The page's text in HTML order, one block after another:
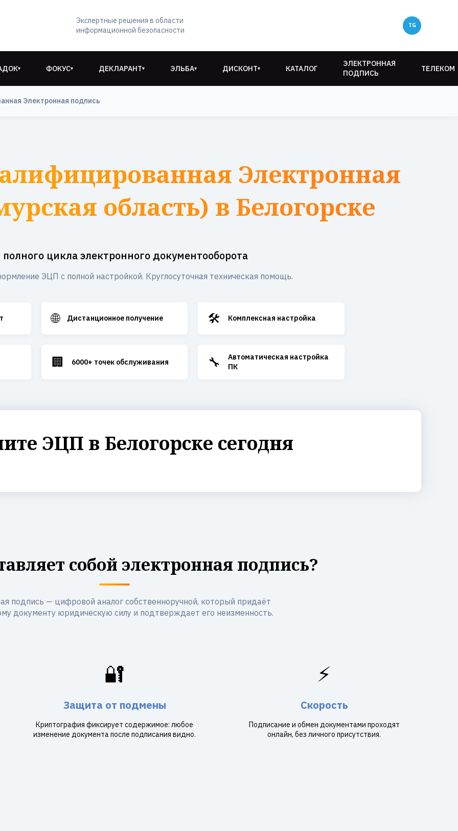
Экспертные решения в области
информационной безопасности
▾ ФОКУС▾ ДЕКЛАРАНТ▾ ЭЛЬБА▾ ДИСКОНТ▾ КАТАЛОГ
ЭЛЕКТРОННАЯ
ПОДПИСЬ
ТЕЛЕКОМ
Электронная подпись
Электронная
область) в Белогорске
цикла электронного документооборота
ЭЦП с полной настройкой. Круглосуточная техническая помощь.
🌐 Дистанционное получение 🛠️ Комплексная настройка
🏢 6000+ точек обслуживания 🔧
Автоматическая настройка
ПК
ЭЦП в Белогорске сегодня
собой электронная подпись?
подпись — цифровой аналог собственноручной, который придаёт
документу юридическую силу и подтверждает его неизменность.
🔐
Защита от подмены
Криптография фиксирует содержимое: любое
изменение документа после подписания видно.
⚡
Скорость
Подписание и обмен документами проходят
онлайн, без личного присутствия.